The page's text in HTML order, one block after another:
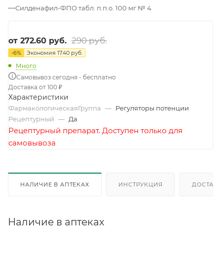
—Силденафил-ФПО табл. п.п.о. 100 мг № 4
от 272.60 руб. 290 руб.
-6% Экономия 17.40 руб.
Много
Самовывоз сегодня - бесплатно
Доставка от 100 ₽
Характеристики
ФармакологическаяГруппа — Регуляторы потенции
Рецептурный — Да
Рецептурный препарат. Доступен только для
самовывоза
НАЛИЧИЕ В АПТЕКАХ ИНСТРУКЦИЯ
Наличие в аптеках